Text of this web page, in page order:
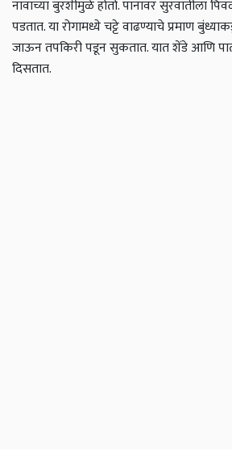
नावाच्या बुरशीमुळे होतो. पानावर सुरवातीला
पडतात. या रोगामध्ये चट्टे वाढण्याचे प्रमाण
जाऊन तपकिरी पडून सुकतात. यात शेंडे आणि
दिसतात.